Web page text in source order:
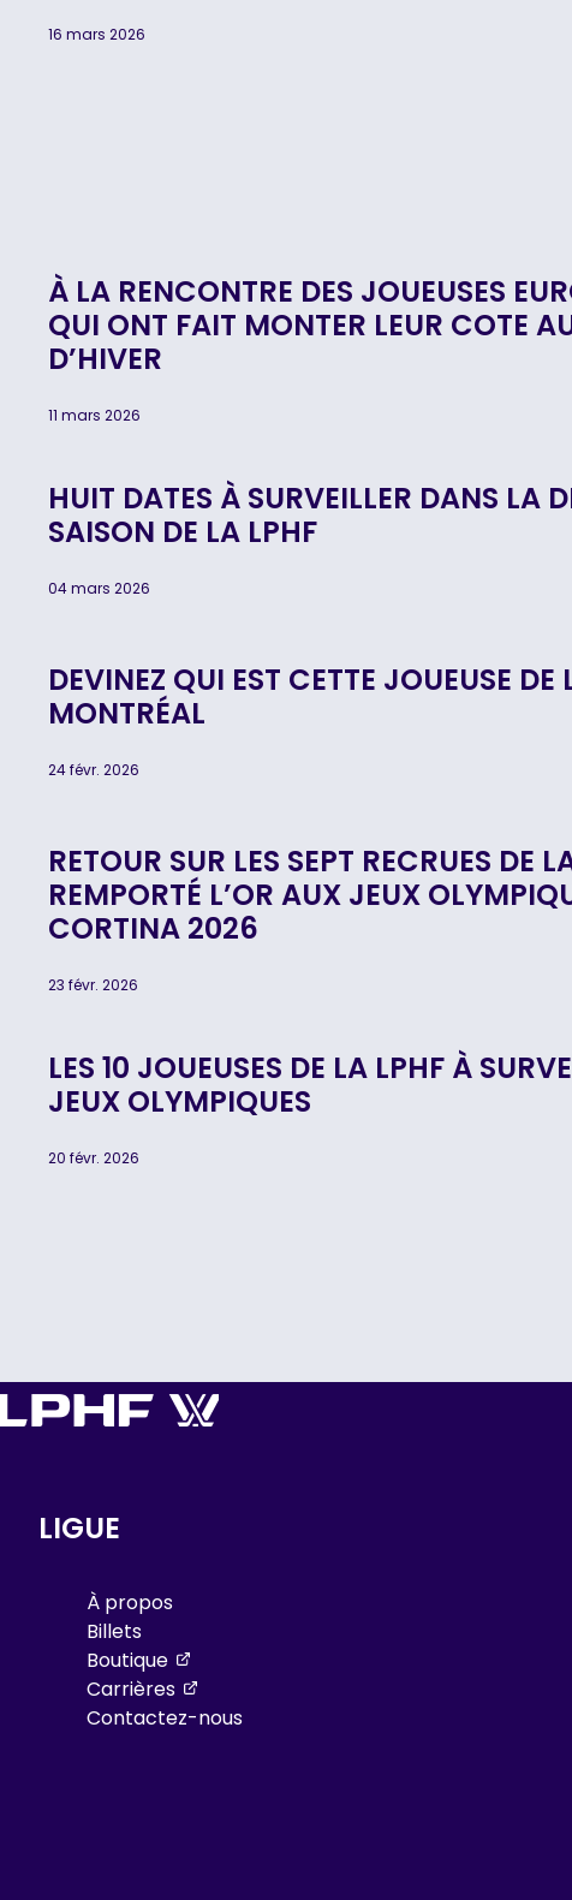
16 mars 2026
À LA RENCONTRE DES JOUEUSES
QUI ONT FAIT MONTER LEUR COTE
D’HIVER
11 mars 2026
HUIT DATES À SURVEILLER DANS LA
SAISON DE LA LPHF
04 mars 2026
DEVINEZ QUI EST CETTE JOUEUSE
MONTRÉAL
24 févr. 2026
RETOUR SUR LES SEPT RECRUES DE
REMPORTÉ L’OR AUX JEUX
CORTINA 2026
23 févr. 2026
LES 10 JOUEUSES DE LA LPHF À
JEUX OLYMPIQUES
20 févr. 2026
LIGUE
À propos
Billets
Boutique
Carrières
Contactez-nous